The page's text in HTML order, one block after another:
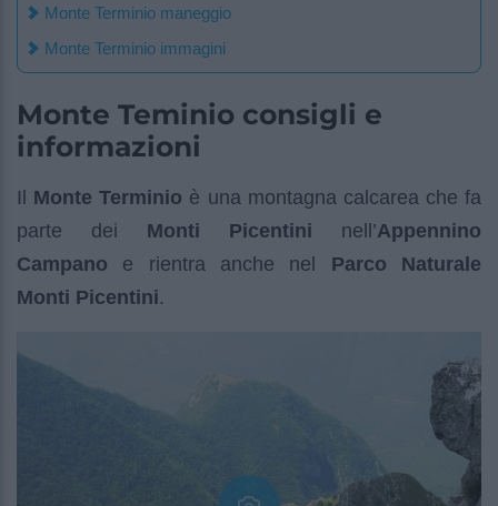
Monte Terminio maneggio
Monte Terminio immagini
Monte Teminio consigli e
informazioni
Il Monte Terminio è una montagna calcarea che fa
parte dei Monti Picentini nell’Appennino
Campano e rientra anche nel Parco Naturale
Monti Picentini.